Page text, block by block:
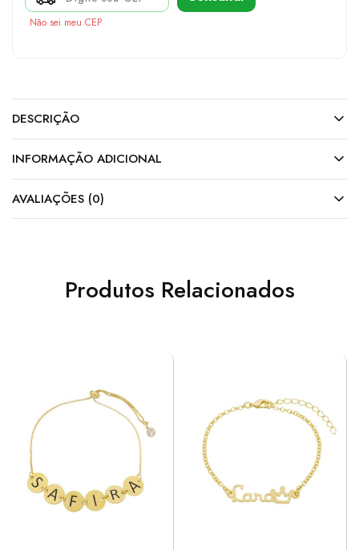
Não sei meu CEP
DESCRIÇÃO
INFORMAÇÃO ADICIONAL
AVALIAÇÕES (0)
Produtos Relacionados